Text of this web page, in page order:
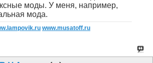
моды. У меня, например,
мода.
www.musatoff.ru